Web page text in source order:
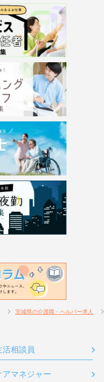
茨城県の介護職・ヘルパー求人
活相談員
アマネジャー